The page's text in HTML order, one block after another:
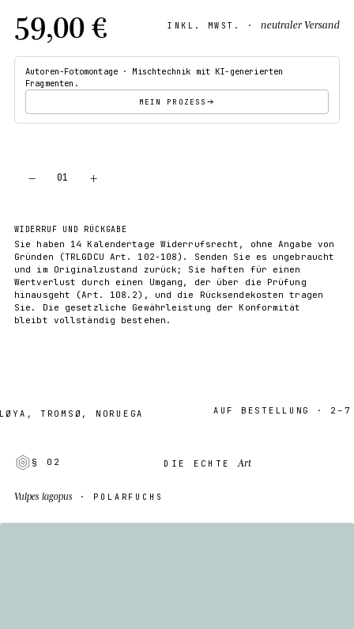
59,00 € INKL. MWST. · neutraler Versand
Autoren-Fotomontage · Mischtechnik mit KI-generierten
Fragmenten.
MEIN PROZESS
− 01 +
WIDERRUF UND RÜCKGABE
Sie haben 14 Kalendertage Widerrufsrecht, ohne Angabe von
Gründen (TRLGDCU Art. 102-108). Senden Sie es ungebraucht
und im Originalzustand zurück; Sie haften für einen
Wertverlust durch einen Umgang, der über die Prüfung
hinausgeht (Art. 108.2), und die Rücksendekosten tragen
Sie. Die gesetzliche Gewährleistung der Konformität
bleibt vollständig bestehen.
TROMSØ, NORUEGA AUF BESTELLUNG · 2–7
§ 02 DIE ECHTEArt
Vulpes lagopus · POLARFUCHS